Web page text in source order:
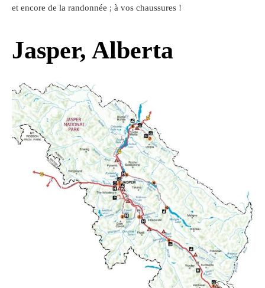
et encore de la randonnée ; à vos chaussures !
Jasper, Alberta